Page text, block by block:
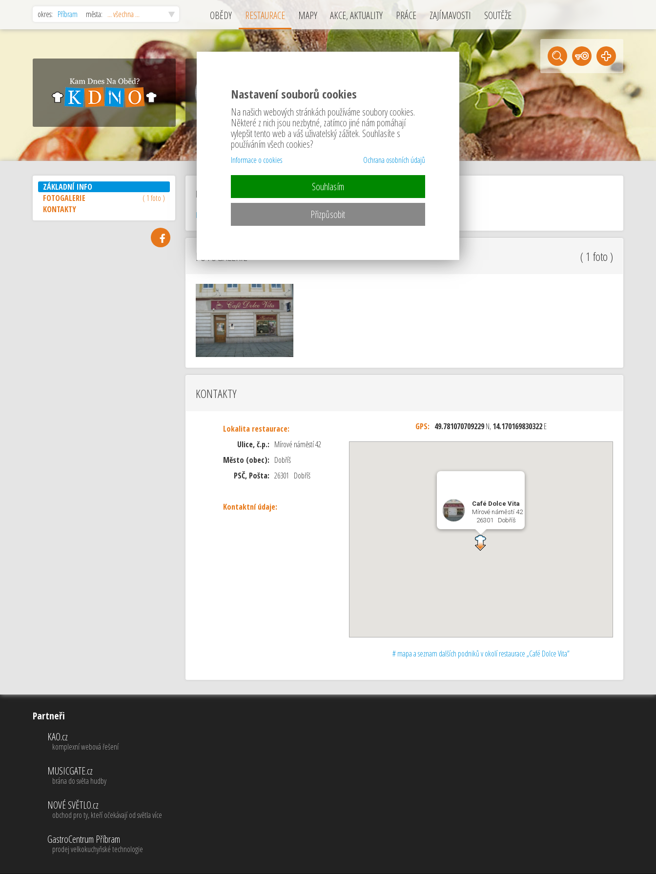
okres: Příbram města: ... všechna ... OBĚDY RESTAURACE MAPY AKCE, AKTUALITY PRÁCE ZAJÍMAVOSTI SOUTĚŽE
Mírové náměstí 42
Dobříš
ZÁKLADNÍ INFO
FOTOGALERIE
( 1 foto )
KONTAKTY
kavárna
kavárna
FOTOGALERIE ( 1 foto )
KONTAKTY
Lokalita restaurace:
Ulice, č.p.: Mírové náměstí 42
Město (obec): Dobříš
PSČ, Pošta: 26301 Dobříš
Kontaktní údaje:
GPS: 49.781070709229N,14.170169830322E
Café Dolce Vita
Mírové náměstí 42
26301 Dobříš
# mapa a seznam dalších podniků v okolí restaurace „Café Dolce Vita”
Partneři
KAO.cz
komplexní webová řešení
MUSICGATE.cz
brána do světa hudby
NOVÉ SVĚTLO.cz
obchod pro ty, kteří očekávají od světla více
GastroCentrum Příbram
prodej velkokuchyňské technologie
Nastavení souborů cookies
Na našich webových stránkách používáme soubory cookies.
Některé z nich jsou nezbytné, zatímco jiné nám pomáhají
vylepšit tento web a váš uživatelský zážitek. Souhlasíte s
používáním všech cookies?
Informace o cookies Ochrana osobních údajů
Souhlasím
Přizpůsobit